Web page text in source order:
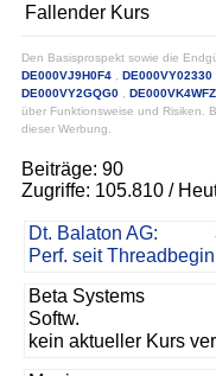
Fallender Kurs
Den Basisprospekt sowie die
DE000VJ9H0F4
DE000VY02330
DE000VY2GQG0
über Funktionsweise und Risiken.
dieser Werbung.
Beiträge: 90
Zugriffe: 105.810 /
Dt. Balaton AG:
Perf. seit
Beta Systems
Softw.
kein aktueller Kurs